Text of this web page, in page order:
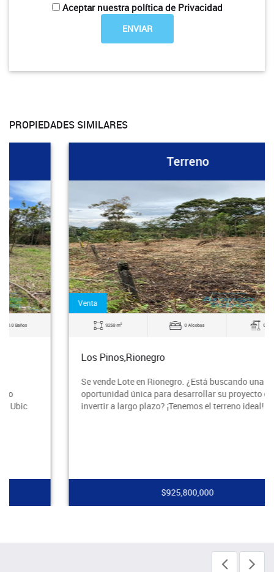
Aceptar nuestra política de Privacidad
PROPIEDADES SIMILARES
Venta
Los Pinos,Rionegro
Se vende Lote en Rionegro. ¿Está buscando una
oportunidad única para desarrollar su proyecto o
invertir a largo plazo? ¡Tenemos el terreno ideal! Ubi
$925,800,000